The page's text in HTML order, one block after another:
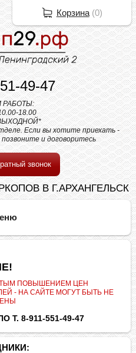
49-47
18.00
Если вы хотите приехать -
и договоритесь
звонок
В Г.АРХАНГЕЛЬСК
ПОВЫШЕНИЕМ ЦЕН
- НА САЙТЕ МОГУТ БЫТЬ НЕ
Т. 8-911-551-49-47
Корзина(0)